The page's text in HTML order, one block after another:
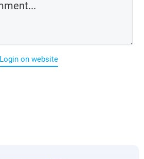
Login on website